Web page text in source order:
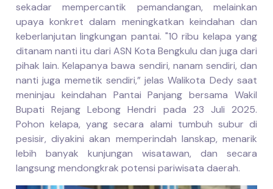
sekadar mempercantik pemandangan, melainkan
upaya konkret dalam meningkatkan keindahan dan
keberlanjutan lingkungan pantai. "10 ribu kelapa yang
ditanam nanti itu dari ASN Kota Bengkulu dan juga dari
pihak lain. Kelapanya bawa sendiri, nanam sendiri, dan
nanti juga memetik sendiri,” jelas Walikota Dedy saat
meninjau keindahan Pantai Panjang bersama Wakil
Bupati Rejang Lebong Hendri pada 23 Juli 2025.
Pohon kelapa, yang secara alami tumbuh subur di
pesisir, diyakini akan memperindah lanskap, menarik
lebih banyak kunjungan wisatawan, dan secara
langsung mendongkrak potensi pariwisata daerah.